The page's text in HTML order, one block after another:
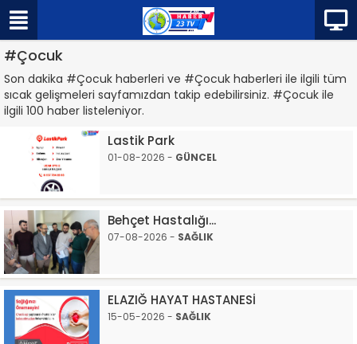
#Çocuk
Son dakika #Çocuk haberleri ve #Çocuk haberleri ile ilgili tüm
sıcak gelişmeleri sayfamızdan takip edebilirsiniz. #Çocuk ile
ilgili 100 haber listeleniyor.
Lastik Park
01-08-2026 - GÜNCEL
Behçet Hastalığı...
07-08-2026 - SAĞLIK
ELAZIĞ HAYAT HASTANESİ
15-05-2026 - SAĞLIK